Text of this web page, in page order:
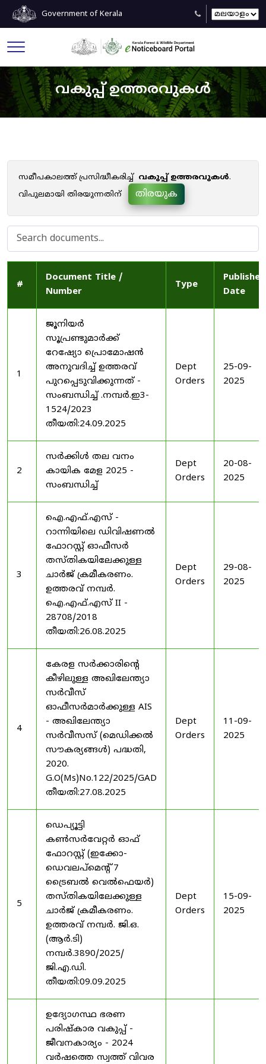
Government of Kerala
വകുപ്പ് ഉത്തരവുകൾ
സമീപകാലത്ത് പ്രസിദ്ധീകരിച്ച് വകുപ്പ് ഉത്തരവുകൾ.
വിപുലമായി തിരയുന്നതിന്
തിരയുക
#
Document Title /
Number
Type
Published
Date
1
ജൂനിയർ
സൂപ്രണ്ടുമാർക്ക്
റേഷ്യോ പ്രൊമോഷൻ
അനുവദിച്ച് ഉത്തരവ്
പുറപ്പെടുവിക്കുന്നത് -
സംബന്ധിച്ച് .നമ്പർ.ഇ3-
1524/2023
തീയതി:24.09.2025
Dept
Orders
25-09-
2025
2
സർക്കിൾ തല വനം
കായിക മേള 2025 -
സംബന്ധിച്ച്
Dept
Orders
20-08-
2025
3
ഐ.എഫ്.എസ് -
റാന്നിയിലെ ഡിവിഷണൽ
ഫോറസ്റ്റ് ഓഫീസർ
തസ്തികയിലേക്കുള്ള
ചാർജ് ക്രമീകരണം.
ഉത്തരവ് നമ്പർ.
ഐ.എഫ്.എസ് II -
28708/2018
തീയതി:26.08.2025
Dept
Orders
29-08-
2025
4
കേരള സർക്കാരിന്റെ
കീഴിലുള്ള അഖിലേന്ത്യാ
സർവീസ്
ഓഫീസർമാർക്കുള്ള AIS
- അഖിലേന്ത്യാ
സർവീസസ് (മെഡിക്കൽ
സൗകര്യങ്ങൾ) പദ്ധതി,
2020.
G.O(Ms)No.122/2025/GAD
തീയതി:27.08.2025
Dept
Orders
11-09-
2025
5
ഡെപ്യൂട്ടി
കൺസർവേറ്റർ ഓഫ്
ഫോറസ്റ്റ് (ഇക്കോ-
ഡെവലപ്മെന്റ് 7
ട്രൈബൽ വെൽഫെയർ)
തസ്തികയിലേക്കുള്ള
ചാർജ് ക്രമീകരണം.
ഉത്തരവ് നമ്പർ. ജി.ഒ.
(ആർ.ടി)
നമ്പർ.3890/2025/
ജി.എ.ഡി.
തീയതി:09.09.2025
Dept
Orders
15-09-
2025
ഉദ്യോഗസ്ഥ ഭരണ
പരിഷ്കാര വകുപ്പ് -
ജീവനകാര്യം - 2024
വർഷത്തെ സ്വത്ത് വിവര